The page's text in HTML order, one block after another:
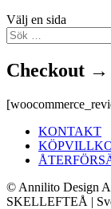
Välj en sida
Checkout
KONTAKT
© Annilito Design
SKELLEFTEÅ |